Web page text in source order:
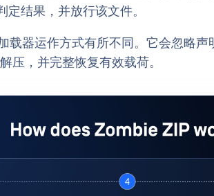
定结果，并放行该文件。
载器运作方式有所不同。它会忽略
压，并完整恢复有效载荷。